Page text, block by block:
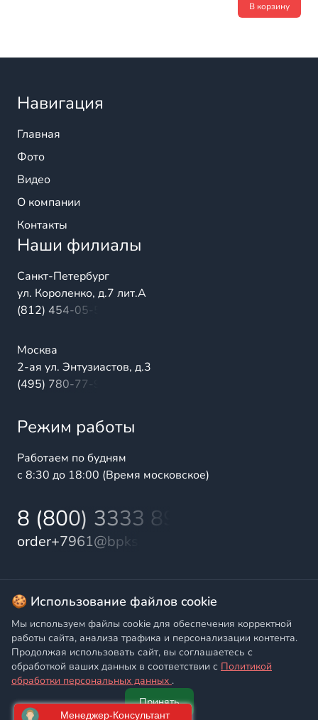
Главная Написать Позвонить
В корзину
Навигация
Главная
Фото
Видео
О компании
Контакты
Наши филиалы
Санкт-Петербург
ул. Короленко, д.7 лит.А
(812) 454-05-54
Москва
2-ая ул. Энтузиастов, д.3
(495) 780-77-98
Режим работы
Работаем по будням
с 8:30 до 18:00 (Время московское)
8 (800) 3333 899
order+7961@bpks.ru
© 2025 БалтПромКомплект — комплексные поставки
высококачественной продукции промышленного и
бытового назначения
Политика конфиденциальности,Согласие на обработку
персональных данных
🍪 Использование файлов cookie
Мы используем файлы cookie для обеспечения корректной
работы сайта, анализа трафика и персонализации контента.
Продолжая использовать сайт, вы соглашаетесь с
обработкой ваших данных в соответствии с Политикой
обработки персональных данных .
Принять